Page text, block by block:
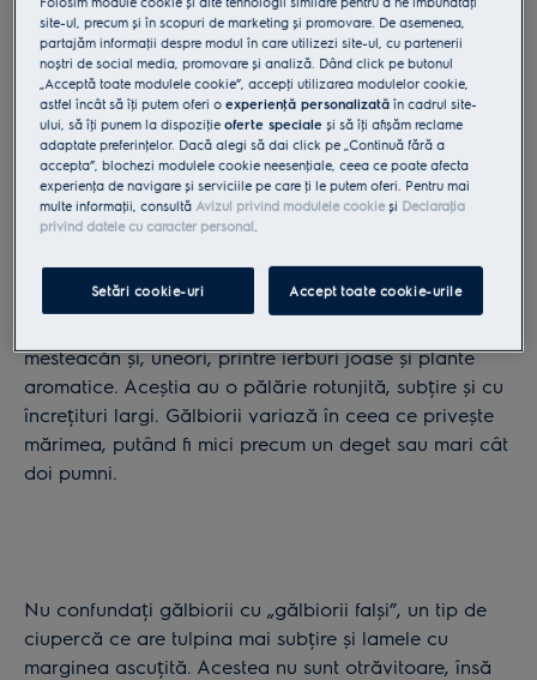
mesteacăn și, uneori, printre ierburi joase și plante
aromatice. Aceștia au o pălărie rotunjită, subțire și cu
încrețituri largi. Gălbiorii variază în ceea ce privește
mărimea, putând fi mici precum un deget sau mari cât
doi pumni.
Nu confundați gălbiorii cu „gălbiorii falși”, un tip de
ciupercă ce are tulpina mai subțire și lamele cu
marginea ascuțită. Acestea nu sunt otrăvitoare, însă
site-ul, precum și în scopuri de marketing și promovare. De asemenea,
partajăm informaţii despre modul în care utilizezi site-ul, cu partenerii
noștri de social media, promovare și analiză. Dând click pe butonul
„Acceptă toate modulele cookie”, accepţi utilizarea modulelor cookie,
astfel încât să îţi putem oferi oexperienţă personalizată în cadrul site-
ului, să îţi punem la dispoziţieoferte speciale și să îţi afișăm reclame
adaptate preferinţelor. Dacă alegi să dai click pe „Continuă fără a
accepta”, blochezi modulele cookie neesenţiale, ceea ce poate afecta
experienţa de navigare și serviciile pe care ţi le putem oferi. Pentru mai
multe informaţii, consultă Avizul privind modulele cookieși Declaraţia
privind datele cu caracter personal.
Setări cookie-uri Accept toate cookie-urile